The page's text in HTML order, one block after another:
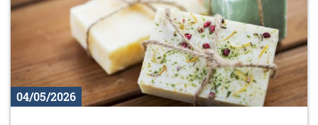
04/05/2026